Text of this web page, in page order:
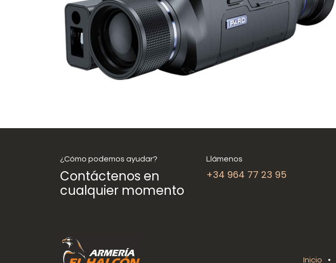
¿Cómo podemos ayudar?
Contáctenos en
cualquier momento
Llámenos
+34 964 77 23 95
Inicio •